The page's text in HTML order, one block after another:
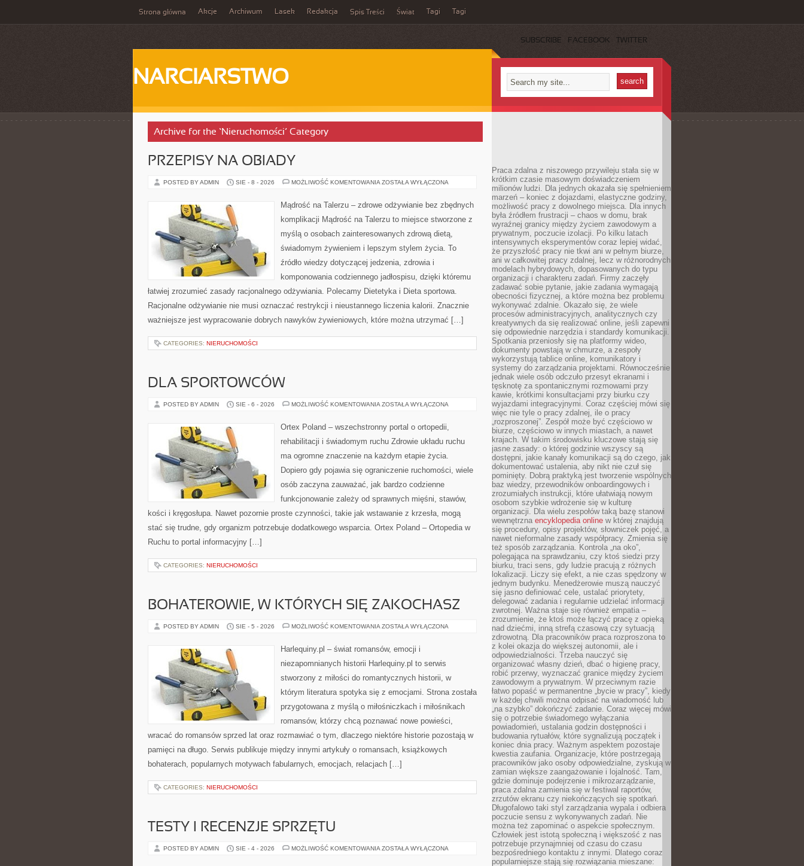
Strona główna Akcje Archiwum Lasek Redakcja Spis Treści Świat Tagi Tagi
SUBSCRIBE FACEBOOK TWITTER
NARCIARSTWO
Archive for the ‘Nieruchomości’ Category
PRZEPISY NA OBIADY
POSTED BY ADMIN SIE - 8 - 2026 MOŻLIWOŚĆ KOMENTOWANIA PRZEPISY
ZOSTAŁA WYŁĄCZONA
Mądrość na Talerzu – zdrowe odżywianie bez zbędnych
komplikacji Mądrość na Talerzu to miejsce stworzone z
myślą o osobach zainteresowanych zdrową dietą,
świadomym żywieniem i lepszym stylem życia. To
źródło wiedzy dotyczącej jedzenia, zdrowia i
komponowania codziennego jadłospisu, dzięki któremu
łatwiej zrozumieć zasady racjonalnego odżywiania. Polecamy Dietetyka i Dieta sportowa.
Racjonalne odżywianie nie musi oznaczać restrykcji i nieustannego liczenia kalorii. Znacznie
ważniejsze jest wypracowanie dobrych nawyków żywieniowych, które można utrzymać […]
CATEGORIES: NIERUCHOMOŚCI
DLA SPORTOWCÓW
POSTED BY ADMIN SIE - 6 - 2026 MOŻLIWOŚĆ KOMENTOWANIA DLA
ZOSTAŁA WYŁĄCZONA
Ortex Poland – wszechstronny portal o ortopedii,
rehabilitacji i świadomym ruchu Zdrowie układu ruchu
ma ogromne znaczenie na każdym etapie życia.
Dopiero gdy pojawia się ograniczenie ruchomości, wiele
osób zaczyna zauważać, jak bardzo codzienne
funkcjonowanie zależy od sprawnych mięśni, stawów,
kości i kręgosłupa. Nawet pozornie proste czynności, takie jak wstawanie z krzesła, mogą
stać się trudne, gdy organizm potrzebuje dodatkowego wsparcia. Ortex Poland – Ortopedia w
Ruchu to portal informacyjny […]
CATEGORIES: NIERUCHOMOŚCI
BOHATEROWIE, W KTÓRYCH SIĘ ZAKOCHASZ
POSTED BY ADMIN SIE - 5 - 2026 MOŻLIWOŚĆ KOMENTOWANIA BOHATEROWIE,
SIĘ
ZAKOCHASZ
ZOSTAŁA WYŁĄCZONA
Harlequiny.pl – świat romansów, emocji i
niezapomnianych historii Harlequiny.pl to serwis
stworzony z miłości do romantycznych historii, w
którym literatura spotyka się z emocjami. Strona została
przygotowana z myślą o miłośniczkach i miłośnikach
romansów, którzy chcą poznawać nowe powieści,
wracać do romansów sprzed lat oraz rozmawiać o tym, dlaczego niektóre historie pozostają w
pamięci na długo. Serwis publikuje między innymi artykuły o romansach, książkowych
bohaterach, popularnych motywach fabularnych, emocjach, relacjach […]
CATEGORIES: NIERUCHOMOŚCI
TESTY I RECENZJE SPRZĘTU
POSTED BY ADMIN SIE - 4 - 2026 MOŻLIWOŚĆ KOMENTOWANIA TESTY
ZOSTAŁA WYŁĄCZONA
Praca zdalna z niszowego przywileju stała się w
krótkim czasie masowym doświadczeniem
milionów ludzi. Dla jednych okazała się spełnieniem
marzeń – koniec z dojazdami, elastyczne godziny,
możliwość pracy z dowolnego miejsca. Dla innych
była źródłem frustracji – chaos w domu, brak
wyraźnej granicy między życiem zawodowym a
prywatnym, poczucie izolacji. Po kilku latach
intensywnych eksperymentów coraz lepiej widać,
że przyszłość pracy nie tkwi ani w pełnym biurze,
ani w całkowitej pracy zdalnej, lecz w różnorodnych
modelach hybrydowych, dopasowanych do typu
organizacji i charakteru zadań. Firmy zaczęły
zadawać sobie pytanie, jakie zadania wymagają
obecności fizycznej, a które można bez problemu
wykonywać zdalnie. Okazało się, że wiele
procesów administracyjnych, analitycznych czy
kreatywnych da się realizować online, jeśli zapewni
się odpowiednie narzędzia i standardy komunikacji.
Spotkania przeniosły się na platformy wideo,
dokumenty powstają w chmurze, a zespoły
wykorzystują tablice online, komunikatory i
systemy do zarządzania projektami. Równocześnie
jednak wiele osób odczuło przesyt ekranami i
tęsknotę za spontanicznymi rozmowami przy
kawie, krótkimi konsultacjami przy biurku czy
wyjazdami integracyjnymi. Coraz częściej mówi się
więc nie tyle o pracy zdalnej, ile o pracy
„rozproszonej”. Zespół może być częściowo w
biurze, częściowo w innych miastach, a nawet
krajach. W takim środowisku kluczowe stają się
jasne zasady: o której godzinie wszyscy są
dostępni, jakie kanały komunikacji są do czego, jak
dokumentować ustalenia, aby nikt nie czuł się
pominięty. Dobrą praktyką jest tworzenie wspólnych
baz wiedzy, przewodników onboardingowych i
zrozumiałych instrukcji, które ułatwiają nowym
osobom szybkie wdrożenie się w kulturę
organizacji. Dla wielu zespołów taką bazę stanowi
wewnętrzna encyklopedia online w której znajdują
się procedury, opisy projektów, słowniczek pojęć, a
nawet nieformalne zasady współpracy. Zmienia się
też sposób zarządzania. Kontrola „na oko”,
polegająca na sprawdzaniu, czy ktoś siedzi przy
biurku, traci sens, gdy ludzie pracują z różnych
lokalizacji. Liczy się efekt, a nie czas spędzony w
jednym budynku. Menedżerowie muszą nauczyć
się jasno definiować cele, ustalać priorytety,
delegować zadania i regularnie udzielać informacji
zwrotnej. Ważna staje się również empatia –
zrozumienie, że ktoś może łączyć pracę z opieką
nad dziećmi, inną strefą czasową czy sytuacją
zdrowotną. Dla pracowników praca rozproszona to
z kolei okazja do większej autonomii, ale i
odpowiedzialności. Trzeba nauczyć się
organizować własny dzień, dbać o higienę pracy,
robić przerwy, wyznaczać granice między życiem
zawodowym a prywatnym. W przeciwnym razie
łatwo popaść w permanentne „bycie w pracy”, kiedy
w każdej chwili można odpisać na wiadomość lub
„na szybko” dokończyć zadanie. Coraz więcej mówi
się o potrzebie świadomego wyłączania
powiadomień, ustalania godzin dostępności i
budowania rytuałów, które sygnalizują początek i
koniec dnia pracy. Ważnym aspektem pozostaje
kwestia zaufania. Organizacje, które postrzegają
pracowników jako osoby odpowiedzialne, zyskują w
zamian większe zaangażowanie i lojalność. Tam,
gdzie dominuje podejrzenie i mikrozarządzanie,
praca zdalna zamienia się w festiwal raportów,
zrzutów ekranu czy niekończących się spotkań.
Długofalowo taki styl zarządzania wypala i odbiera
poczucie sensu z wykonywanych zadań. Nie
można też zapominać o aspekcie społecznym.
Człowiek jest istotą społeczną i większość z nas
potrzebuje przynajmniej od czasu do czasu
bezpośredniego kontaktu z innymi. Dlatego coraz
popularniejsze stają się rozwiązania mieszane: